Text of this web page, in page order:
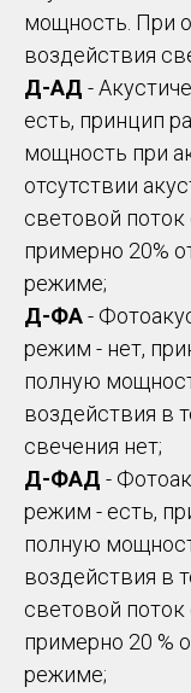
мощность. При
воздействия
Д-АД -
есть, принцип
мощность при
отсутствии
световой
примерно 20%
режиме;
Д-ФА-
режим - нет,
полную
воздействия в
свечения нет;
Д-ФАД -
режим - есть,
полную
воздействия в
световой
примерно 20 %
режиме;